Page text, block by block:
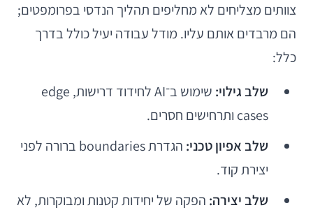
צוותים מצליחים לא מחליפים תהליך הנדסי בפרומפטים;
הם מרבדים אותם עליו. מודל עבודה יעיל כולל בדרך
כלל:
שלב גילוי:
שימוש ב־AI לחידוד דרישות, edge
cases ותרחישים חסרים.
שלב אפיון טכני:
הגדרת boundaries ברורה לפני
יצירת קוד.
שלב יצירה: הפקה של יחידות קטנות ומבוקרות, לא